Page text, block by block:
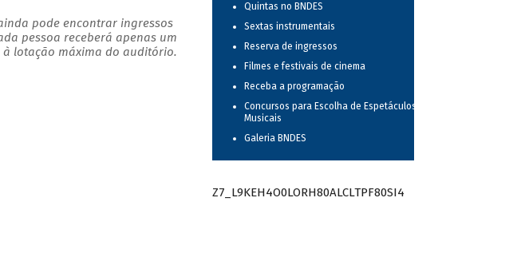
pode encontrar ingressos
pessoa receberá apenas um
lotação máxima do auditório.
Quintas no BNDES
Sextas instrumentais
Reserva de ingressos
Filmes e festivais de cinema
Receba a programação
Concursos para Escolha de Espetáculos
Musicais
Galeria BNDES
Z7_L9KEH4O0LORH80ALCLTPF80SI4